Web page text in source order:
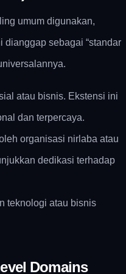
umum digunakan,
dianggap sebagai “standar
atau bisnis. Ekstensi ini
dan terpercaya.
organisasi nirlaba atau
dedikasi terhadap
teknologi atau bisnis
Domains